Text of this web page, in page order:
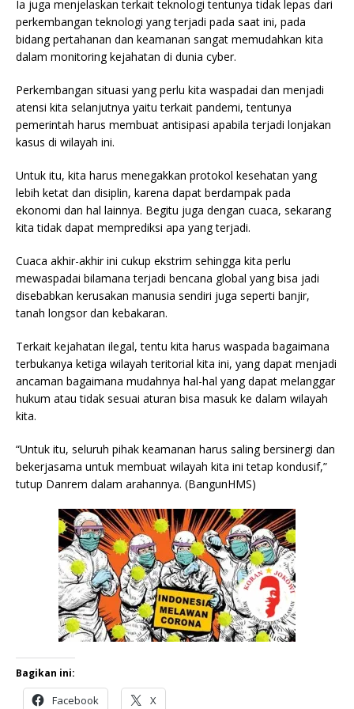
Ia juga menjelaskan terkait teknologi tentunya tidak lepas dari
perkembangan teknologi yang terjadi pada saat ini, pada
bidang pertahanan dan keamanan sangat memudahkan kita
dalam monitoring kejahatan di dunia cyber.
Perkembangan situasi yang perlu kita waspadai dan menjadi
atensi kita selanjutnya yaitu terkait pandemi, tentunya
pemerintah harus membuat antisipasi apabila terjadi lonjakan
kasus di wilayah ini.
Untuk itu, kita harus menegakkan protokol kesehatan yang
lebih ketat dan disiplin, karena dapat berdampak pada
ekonomi dan hal lainnya. Begitu juga dengan cuaca, sekarang
kita tidak dapat memprediksi apa yang terjadi.
Cuaca akhir-akhir ini cukup ekstrim sehingga kita perlu
mewaspadai bilamana terjadi bencana global yang bisa jadi
disebabkan kerusakan manusia sendiri juga seperti banjir,
tanah longsor dan kebakaran.
Terkait kejahatan ilegal, tentu kita harus waspada bagaimana
terbukanya ketiga wilayah teritorial kita ini, yang dapat menjadi
ancaman bagaimana mudahnya hal-hal yang dapat melanggar
hukum atau tidak sesuai aturan bisa masuk ke dalam wilayah
kita.
“Untuk itu, seluruh pihak keamanan harus saling bersinergi dan
bekerjasama untuk membuat wilayah kita ini tetap kondusif,”
tutup Danrem dalam arahannya. (BangunHMS)
Bagikan ini:
Facebook X